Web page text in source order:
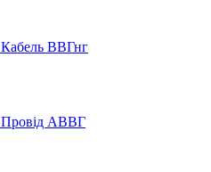
Кабель ВВГнг
Провід АВВГ